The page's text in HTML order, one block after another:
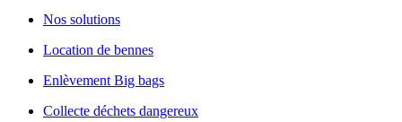
Nos solutions
Location de bennes
Enlèvement Big bags
Collecte déchets dangereux